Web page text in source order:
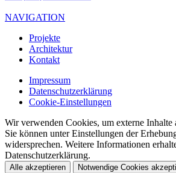
NAVIGATION
Projekte
Architektur
Kontakt
Impressum
Datenschutzerklärung
Cookie-Einstellungen
Wir verwenden Cookies, um externe Inhalte
Sie können unter Einstellungen der
widersprechen. Weitere Informationen
Datenschutzerklärung.
Alle akzeptieren Notwendige Cookies